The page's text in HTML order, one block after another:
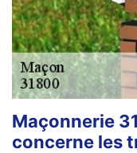
Maçonnerie
concerne les